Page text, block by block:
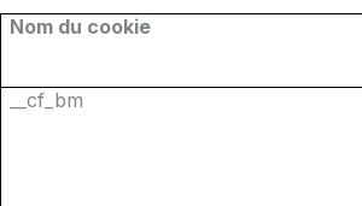
Nom du cookie
__cf_bm